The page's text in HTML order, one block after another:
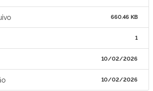
660.46 KB
1
10/02/2026
10/02/2026